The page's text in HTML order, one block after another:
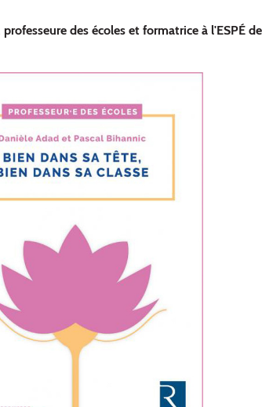
des écoles et formatrice à l'ESPÉ